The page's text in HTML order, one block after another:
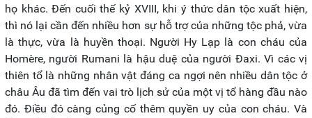
họ khác. Đến cuối thế kỷ XVIII, khi ý thức dân tộc xuất hiện,
thì nó lại cần đến nhiều hơn sự hỗ trợ của những tộc phả, vừa
là thực, vừa là huyền thoại. Người Hy Lạp là con cháu của
Homère, người Rumani là hậu duệ của người Đaxi. Vì các vị
thiên tổ là những nhân vật đáng ca ngợi nên nhiều dân tộc ở
châu Âu đã tìm đến vai trò lịch sử của một vị tổ hàng đầu nào
đó. Điều đó càng củng cố thêm quyền uy của con cháu. Và